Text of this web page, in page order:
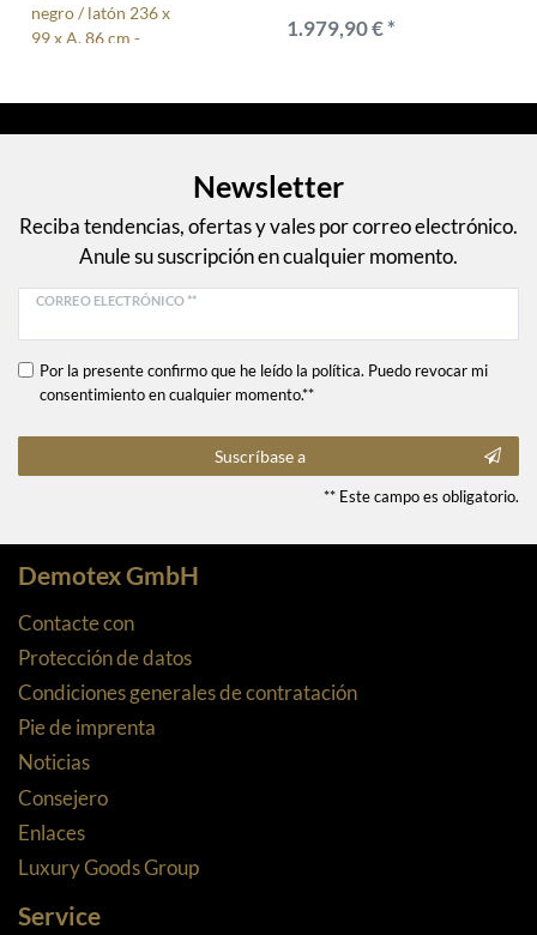
1.979,90 € *
Newsletter
Reciba tendencias, ofertas y vales por correo electrónico.
Anule su suscripción en cualquier momento.
CORREO ELECTRÓNICO **
Por la presente confirmo que he leído la política. Puedo revocar mi
consentimiento en cualquier momento.**
Suscríbase a
** Este campo es obligatorio.
Demotex GmbH
Contacte con
Protección de datos
Condiciones generales de contratación
Pie de imprenta
Noticias
Consejero
Enlaces
Luxury Goods Group
Service